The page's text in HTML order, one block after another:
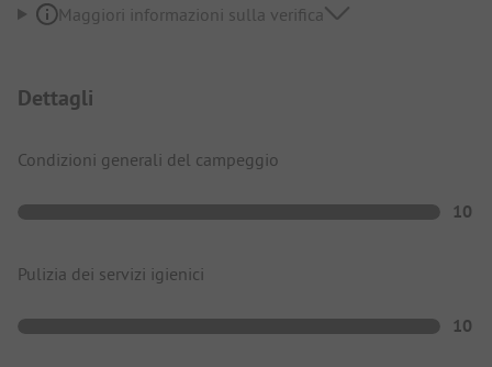
Maggiori informazioni sulla verifica
Dettagli
Condizioni generali del campeggio
10
Pulizia dei servizi igienici
10